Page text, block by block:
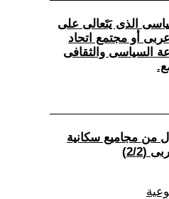
الذى يَتَعالى على
أو مجتمع اتحاد
السياسى والثقافى
من مجاميع سكانية
(2/2)